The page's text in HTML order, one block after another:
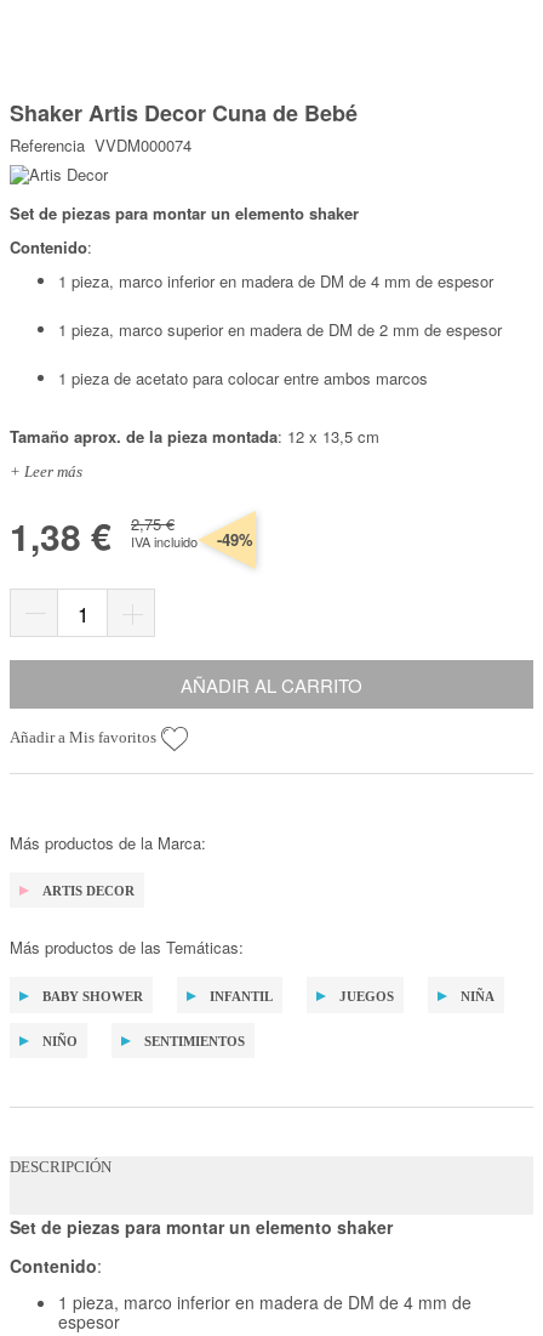
Top Ventas
Temática
Somos Kimidori
comienzo
de
la
galería
de
imágenes
Shaker Artis Decor Cuna de Bebé
Referencia VVDM000074
Set de piezas para montar un elemento shaker
Contenido:
1 pieza, marco inferior en madera de DM de 4 mm de espesor
1 pieza, marco superior en madera de DM de 2 mm de espesor
1 pieza de acetato para colocar entre ambos marcos
Tamaño aprox. de la pieza montada: 12 x 13,5 cm
+ Leer más
1,38 € 2,75 €
IVA incluido -49%
AÑADIR AL CARRITO
Añadir a Mis favoritos
Más productos de la Marca:
ARTIS DECOR
Más productos de las Temáticas:
BABY SHOWER INFANTIL JUEGOS NIÑA
NIÑO SENTIMIENTOS
DESCRIPCIÓN
Set de piezas para montar un elemento shaker
Contenido:
1 pieza, marco inferior en madera de DM de 4 mm de
espesor